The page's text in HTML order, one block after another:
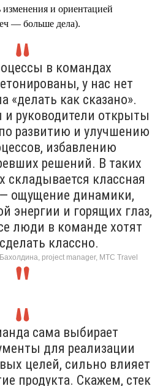
и ориентацией
— больше дела).
в командах
у нас нет
«делать как сказано».
руководители открыты
развитию и улучшению
избавлению
решений. В таких
складывается классная
ощущение динамики,
энергии и горящих глаз,
люди в команде хотят
сделать классно.
project manager, МТС Travel
сама выбирает
для реализации
целей, сильно влияет
продукта. Скажем, стек